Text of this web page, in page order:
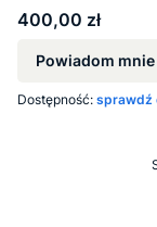
Cena
400,00 zł
Powiadom
Dostępność: sprawdź